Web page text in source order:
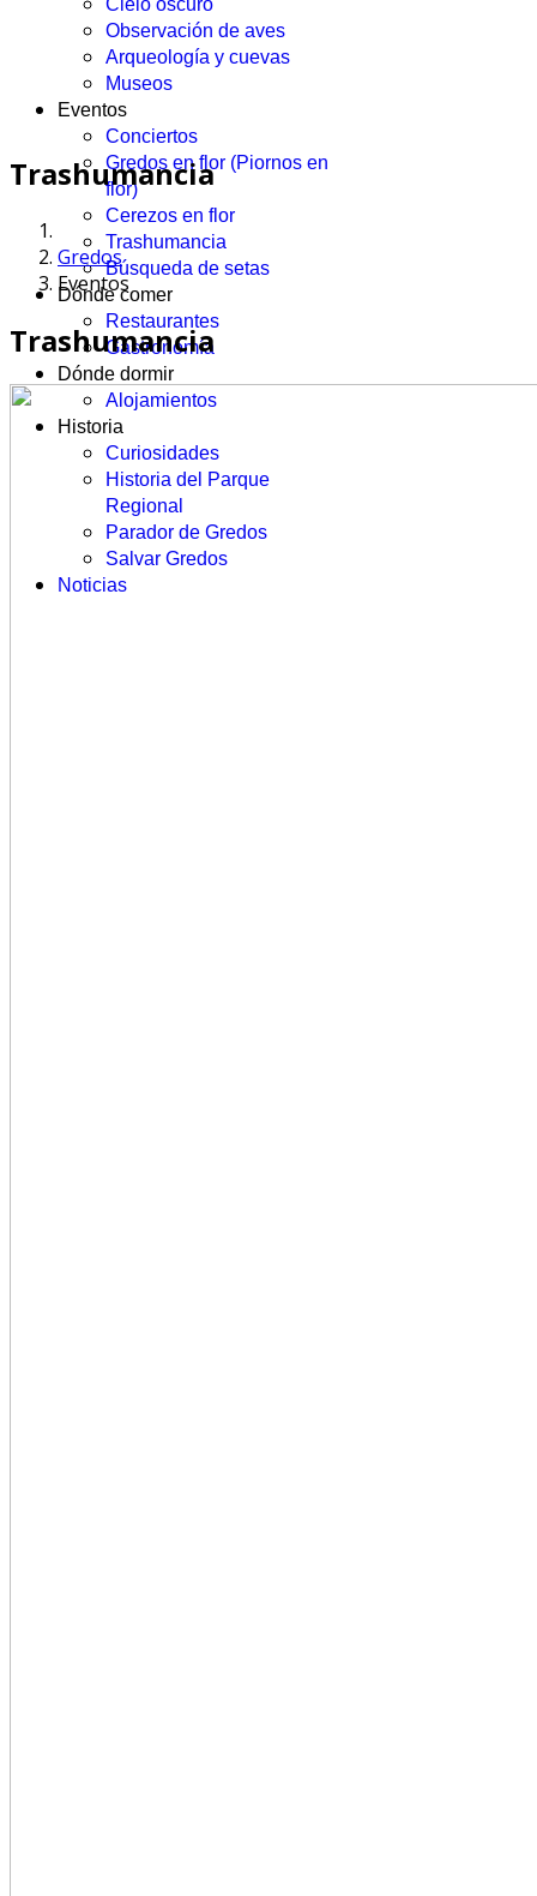
Cielo oscuro
Observación de aves
Arqueología y cuevas
Museos
Eventos
Conciertos
Gredos en flor (Piornos en
flor)
Cerezos en flor
Trashumancia
Búsqueda de setas
Dónde comer
Restaurantes
Gastronomía
Dónde dormir
Alojamientos
Historia
Curiosidades
Historia del Parque
Regional
Parador de Gredos
Salvar Gredos
Noticias
Trashumancia
Gredos
Eventos
Trashumancia